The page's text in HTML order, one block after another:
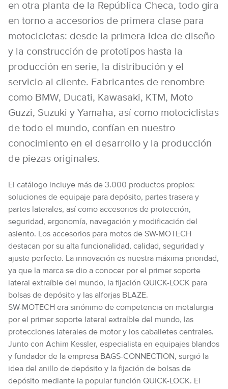
en otra planta de la República Checa, todo gira
en torno a accesorios de primera clase para
motocicletas: desde la primera idea de diseño
y la construcción de prototipos hasta la
producción en serie, la distribución y el
servicio al cliente. Fabricantes de renombre
como BMW, Ducati, Kawasaki, KTM, Moto
Guzzi, Suzuki y Yamaha, así como motociclistas
de todo el mundo, confían en nuestro
conocimiento en el desarrollo y la producción
de piezas originales.
El catálogo incluye más de 3.000 productos propios:
soluciones de equipaje para depósito, partes trasera y
partes laterales, así como accesorios de protección,
seguridad, ergonomía, navegación y modificación del
asiento. Los accesorios para motos de SW-MOTECH
destacan por su alta funcionalidad, calidad, seguridad y
ajuste perfecto. La innovación es nuestra máxima prioridad,
ya que la marca se dio a conocer por el primer soporte
lateral extraíble del mundo, la fijación QUICK-LOCK para
bolsas de depósito y las alforjas BLAZE.
SW-MOTECH era sinónimo de competencia en metalurgia
por el primer soporte lateral extraíble del mundo, las
protecciones laterales de motor y los caballetes centrales.
Junto con Achim Kessler, especialista en equipajes blandos
y fundador de la empresa BAGS-CONNECTION, surgió la
idea del anillo de depósito y la fijación de bolsas de
depósito mediante la popular función QUICK-LOCK. El